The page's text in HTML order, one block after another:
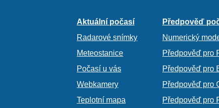
Aktuální počasí
Radarové snímky
Meteostanice
Počasí u vás
Webkamery
Teplotní mapa
Předpověď
Numerický
Předpověď pro
Předpověď pro
Předpověď pro
Předpověď pro